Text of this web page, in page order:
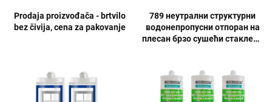
Prodaja proizvođača - brtvilo
bez čivija, cena za pakovanje
789 неутрални структурни
водонепропусни отпоран на
плесан брзо сушећи стаклени